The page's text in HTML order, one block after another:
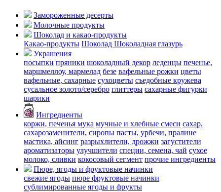
Замороженные десерты
Молочные продукты
Шоколад и какао-продукты
Какао-продукты Шоколад Шоколадная глазурь
Украшения
посыпки пряники шоколадный декор леденцы печенье,
маршмеллоу, мармелад безе вафельные рожки цветы
вафельные, сахарные сухоцветы съедобные кружева
сусальное золото/серебро глиттеры сахарные фигурки
шарики
Ингредиенты
коржи, печенья мука мучные и хлебные смеси сахар,
сахарозаменители, сиропы пасты, урбечи, пралине
мастика, айсинг разрыхлители, дрожжи загустители
ароматизаторы улучшители специи, семена, чай сухое
молоко, сливки кокосовый сегмент прочие ингредиенты
Пюре, ягоды и фруктовые начинки
свежие ягоды пюре фруктовые начинки
сублимированные ягоды и фрукты